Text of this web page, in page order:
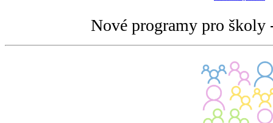
Nové programy pro